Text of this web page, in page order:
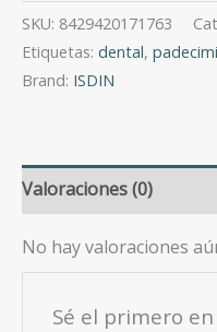
Colutorio
120Ml
cantidad
SKU: 8429420171763
Etiquetas: dental,
Brand: ISDIN
Valoraciones (0)
No hay valoraciones
Sé el primero